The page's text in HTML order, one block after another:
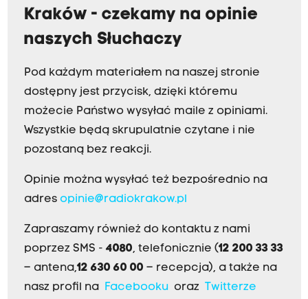
Kraków - czekamy na opinie
naszych Słuchaczy
Pod każdym materiałem na naszej stronie
dostępny jest przycisk, dzięki któremu
możecie Państwo wysyłać maile z opiniami.
Wszystkie będą skrupulatnie czytane i nie
pozostaną bez reakcji.
Opinie można wysyłać też bezpośrednio na
adres opinie@radiokrakow.pl
Zapraszamy również do kontaktu z nami
poprzez SMS - 4080, telefonicznie (12 200 33 33
– antena,12 630 60 00 – recepcja), a także na
nasz profil na Facebookuoraz Twitterze